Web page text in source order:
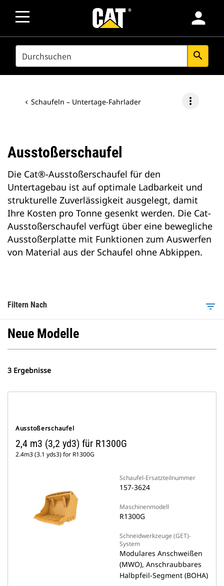
person
SEARCH search
Schaufeln – Untertage-Fahrlader more_vert
Ausstoßerschaufel
Die Cat®-Ausstoßerschaufel für den
Untertagebau ist auf optimale Ladbarkeit und
strukturelle Zuverlässigkeit ausgelegt, damit
Ihre Kosten pro Tonne gesenkt werden. Die Cat-
Ausstoßerschaufel verfügt über eine bewegliche
Ausstoßerplatte mit Funktionen zum Auswerfen
von Material aus der Schaufel ohne Abkippen.
Filtern Nach filter_list
Neue Modelle
3 Ergebnisse
Ausstoßerschaufel
2,4 m3 (3,2 yd3) für R1300G
2.4m3 (3.1 yds3) for R1300G
Schaufel-Ersatzteilnummer
157-3624
Maschinenmodell
R1300G
Schneidwerkzeuge (GET)-
System
Modulares Anschweißen
(MWO), Anschraubbares
Halbpfeil-Segment (BOHA)